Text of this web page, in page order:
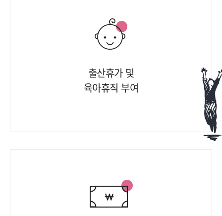
출산휴가 및
육아휴직 부여